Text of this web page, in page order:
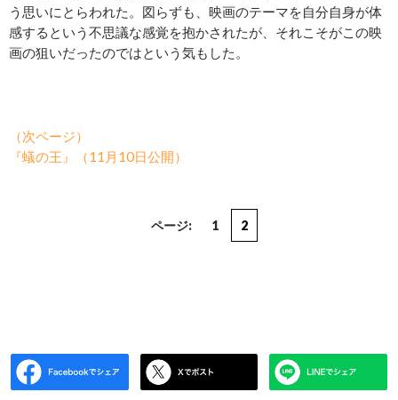
う思いにとらわれた。図らずも、映画のテーマを自分自身が体
感するという不思議な感覚を抱かされたが、それこそがこの映
画の狙いだったのではという気もした。
（次ページ）
『蟻の王』（11月10日公開）
ページ: 1 2